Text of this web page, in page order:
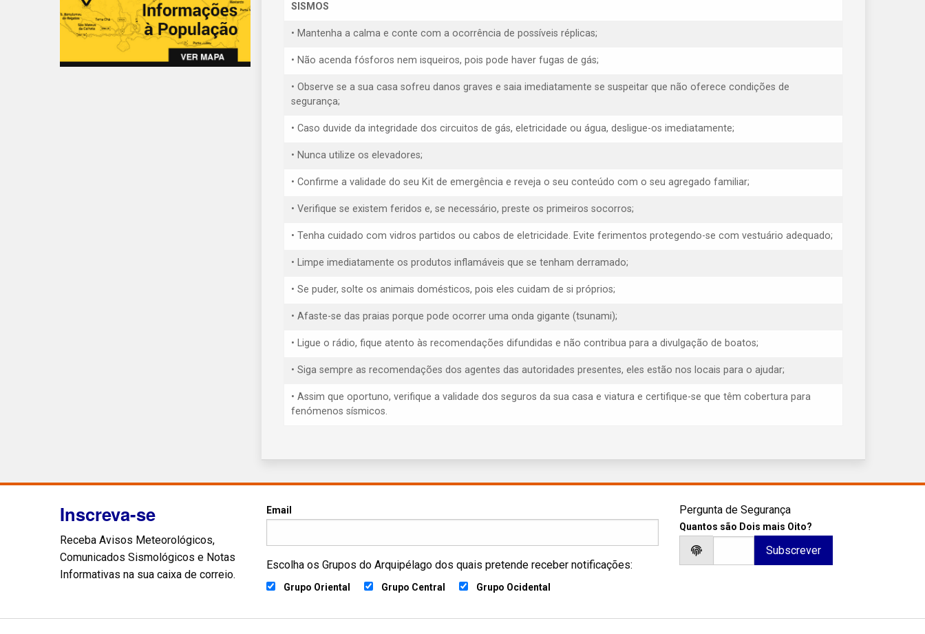
SISMOS
• Mantenha a calma e conte com a ocorrência de possíveis réplicas;
• Não acenda fósforos nem isqueiros, pois pode haver fugas de gás;
• Observe se a sua casa sofreu danos graves e saia imediatamente se suspeitar que não oferece condições de
segurança;
• Caso duvide da integridade dos circuitos de gás, eletricidade ou água, desligue-os imediatamente;
• Nunca utilize os elevadores;
• Confirme a validade do seu Kit de emergência e reveja o seu conteúdo com o seu agregado familiar;
• Verifique se existem feridos e, se necessário, preste os primeiros socorros;
• Tenha cuidado com vidros partidos ou cabos de eletricidade. Evite ferimentos protegendo-se com vestuário adequado;
• Limpe imediatamente os produtos inflamáveis que se tenham derramado;
• Se puder, solte os animais domésticos, pois eles cuidam de si próprios;
• Afaste-se das praias porque pode ocorrer uma onda gigante (tsunami);
• Ligue o rádio, fique atento às recomendações difundidas e não contribua para a divulgação de boatos;
• Siga sempre as recomendações dos agentes das autoridades presentes, eles estão nos locais para o ajudar;
• Assim que oportuno, verifique a validade dos seguros da sua casa e viatura e certifique-se que têm cobertura para
fenómenos sísmicos.
Inscreva-se
Receba Avisos Meteorológicos,
Comunicados Sismológicos e Notas
Informativas na sua caixa de correio.
Email
Escolha os Grupos do Arquipélago dos quais pretende receber notificações:
Grupo Oriental Grupo Central Grupo Ocidental
Pergunta de Segurança
Quantos são Dois mais Oito?